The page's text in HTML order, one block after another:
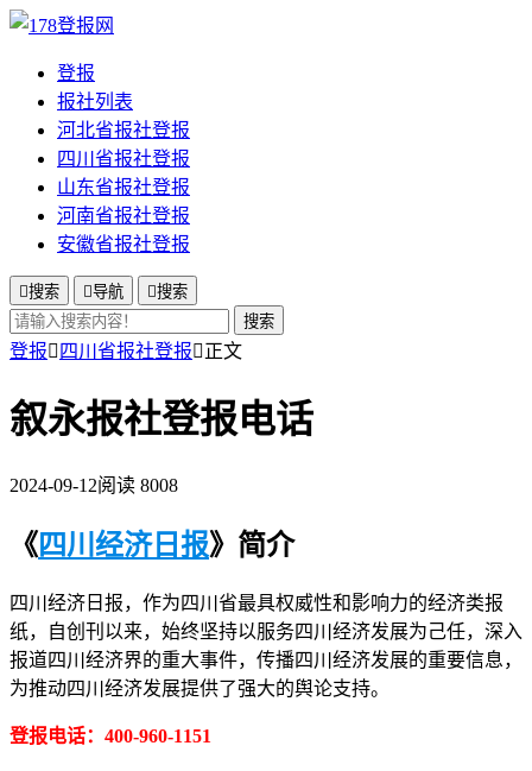
登报
报社列表
河北省报社登报
四川省报社登报
山东省报社登报
河南省报社登报
安徽省报社登报
搜索 导航 搜索
搜索
登报 四川省报社登报正文
叙永报社登报电话
2024-09-12阅读 8008
《 四川经济日报》简介
四川经济日报，作为四川省最具权威性和影响力的经济类报
纸，自创刊以来，始终坚持以服务四川经济发展为己任，深入
报道四川经济界的重大事件，传播四川经济发展的重要信息，
为推动四川经济发展提供了强大的舆论支持。
登报电话：400-960-1151